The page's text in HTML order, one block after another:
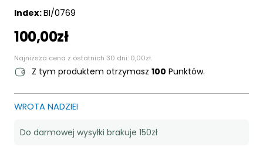
Index:BI/0769
100,00zł
Najniższa cena z ostatnich 30 dni: 0,00zł.
Z tym produktem otrzymasz 100 Punktów.
WROTA NADZIEI
Do darmowej wysyłki brakuje 150zł